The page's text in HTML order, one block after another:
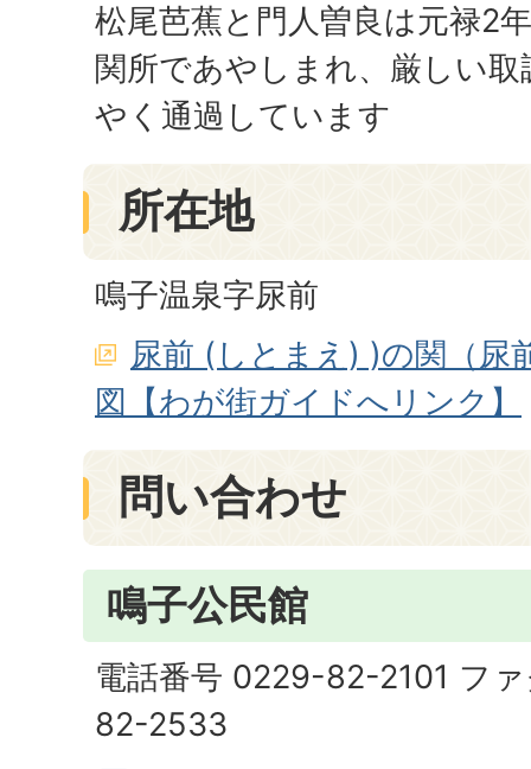
松尾芭蕉と門人曽良は元禄2
関所であやしまれ、厳しい
やく通過しています
所在地
鳴子温泉字尿前
尿前 (しとまえ) )の関（尿
図【わが街ガイドへリンク】
問い合わせ
鳴子公民館
電話番号 0229-82-2101 フ
82-2533